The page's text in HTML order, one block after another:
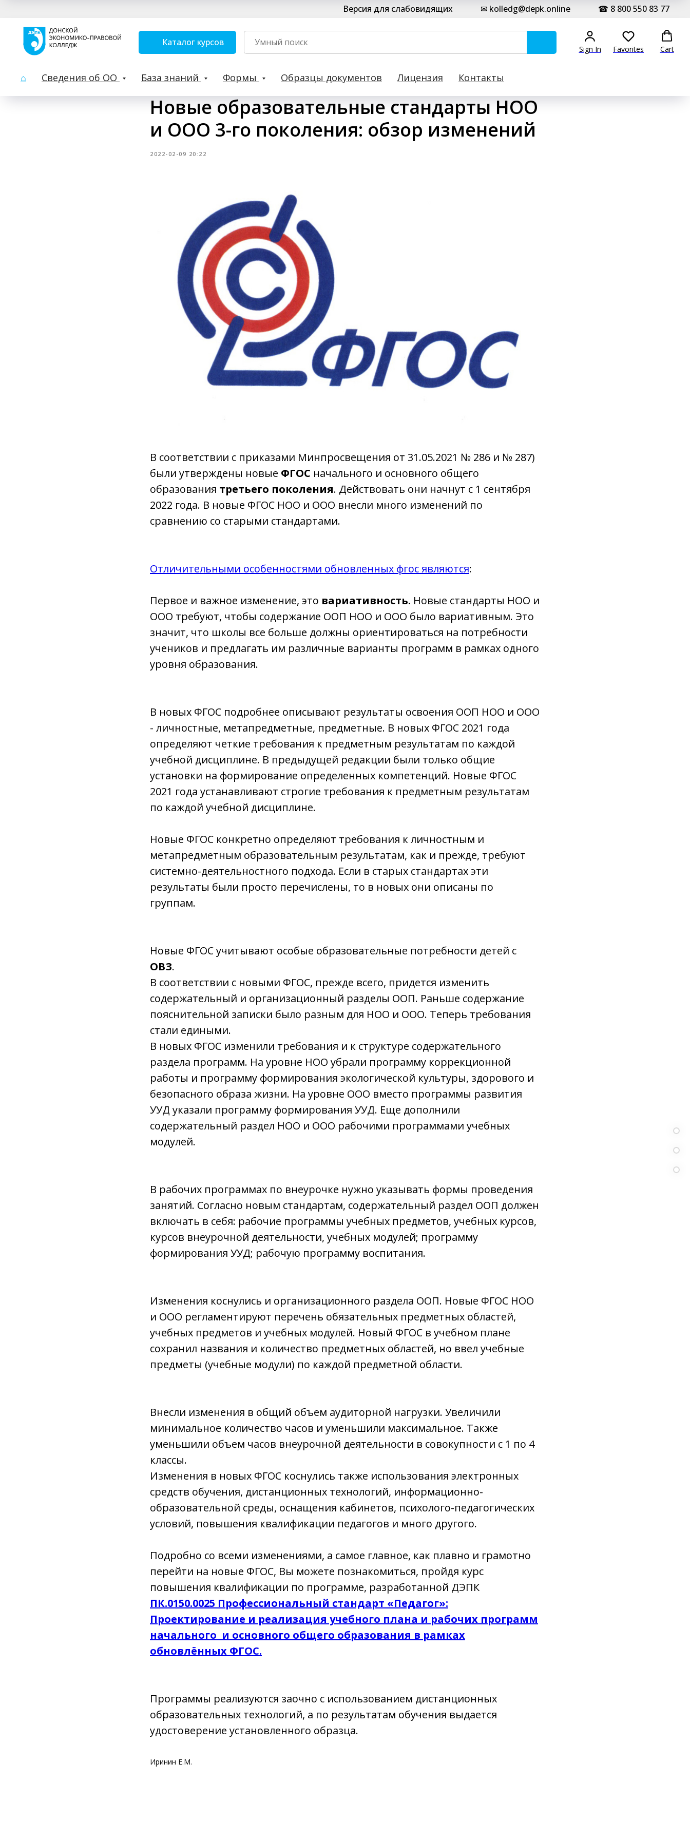
Версия для слабовидящих ✉ kolledg@depk.online ☎ 8 800 550 83 77
Каталог курсов
Sign In Favorites Cart
⌂ Сведения об ОО База знаний Формы Образцы документов Лицензия Контакты
Новые образовательные стандарты НОО
и ООО 3-го поколения: обзор изменений
2022-02-09 20:22
В соответствии с приказами Минпросвещения от 31.05.2021 № 286 и № 287)
были утверждены новые ФГОС начального и основного общего
образования третьего поколения. Действовать они начнут с 1 сентября
2022 года. В новые ФГОС НОО и ООО внесли много изменений по
сравнению со старыми стандартами.
Отличительными особенностями обновленных фгос являются:
Первое и важное изменение, это вариативность. Новые стандарты НОО и
ООО требуют, чтобы содержание ООП НОО и ООО было вариативным. Это
значит, что школы все больше должны ориентироваться на потребности
учеников и предлагать им различные варианты программ в рамках одного
уровня образования.
В новых ФГОС подробнее описывают результаты освоения ООП НОО и ООО
- личностные, метапредметные, предметные. В новых ФГОС 2021 года
определяют четкие требования к предметным результатам по каждой
учебной дисциплине. В предыдущей редакции были только общие
установки на формирование определенных компетенций. Новые ФГОС
2021 года устанавливают строгие требования к предметным результатам
по каждой учебной дисциплине.
Новые ФГОС конкретно определяют требования к личностным и
метапредметным образовательным результатам, как и прежде, требуют
системно-деятельностного подхода. Если в старых стандартах эти
результаты были просто перечислены, то в новых они описаны по
группам.
Новые ФГОС учитывают особые образовательные потребности детей с
ОВЗ.
В соответствии с новыми ФГОС, прежде всего, придется изменить
содержательный и организационный разделы ООП. Раньше содержание
пояснительной записки было разным для НОО и ООО. Теперь требования
стали едиными.
В новых ФГОС изменили требования и к структуре содержательного
раздела программ. На уровне НОО убрали программу коррекционной
работы и программу формирования экологической культуры, здорового и
безопасного образа жизни. На уровне ООО вместо программы развития
УУД указали программу формирования УУД. Еще дополнили
содержательный раздел НОО и ООО рабочими программами учебных
модулей.
В рабочих программах по внеурочке нужно указывать формы проведения
занятий. Согласно новым стандартам, содержательный раздел ООП должен
включать в себя: рабочие программы учебных предметов, учебных курсов,
курсов внеурочной деятельности, учебных модулей; программу
формирования УУД; рабочую программу воспитания.
Изменения коснулись и организационного раздела ООП. Новые ФГОС НОО
и ООО регламентируют перечень обязательных предметных областей,
учебных предметов и учебных модулей. Новый ФГОС в учебном плане
сохранил названия и количество предметных областей, но ввел учебные
предметы (учебные модули) по каждой предметной области.
Внесли изменения в общий объем аудиторной нагрузки. Увеличили
минимальное количество часов и уменьшили максимальное. Также
уменьшили объем часов внеурочной деятельности в совокупности с 1 по 4
классы.
Изменения в новых ФГОС коснулись также использования электронных
средств обучения, дистанционных технологий, информационно-
образовательной среды, оснащения кабинетов, психолого-педагогических
условий, повышения квалификации педагогов и много другого.
Подробно со всеми изменениями, а самое главное, как плавно и грамотно
перейти на новые ФГОС, Вы можете познакомиться, пройдя курс
повышения квалификации по программе, разработанной ДЭПК
ПК.0150.0025 Профессиональный стандарт «Педагог»:
Проектирование и реализация учебного плана и рабочих программ
начального и основного общего образования в рамках
обновлённых ФГОС.
Программы реализуются заочно с использованием дистанционных
образовательных технологий, а по результатам обучения выдается
удостоверение установленного образца.
Иринин Е.М.